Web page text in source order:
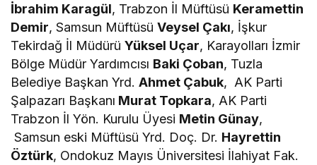
İbrahim Karagül, Trabzon İl Müftüsü Keramettin
Demir, Samsun MüftüsüVeysel Çakı, İşkur
Tekirdağ İl MüdürüYüksel Uçar, Karayolları İzmir
Bölge Müdür Yardımcısı Baki Çoban, Tuzla
Belediye Başkan Yrd.Ahmet Çabuk, AK Parti
Şalpazarı Başkanı Murat Topkara, AK Parti
Trabzon İl Yön. Kurulu Üyesi Metin Günay,
Samsun eski Müftüsü Yrd. Doç. Dr. Hayrettin
Öztürk, Ondokuz Mayıs Üniversitesi İlahiyat Fak.